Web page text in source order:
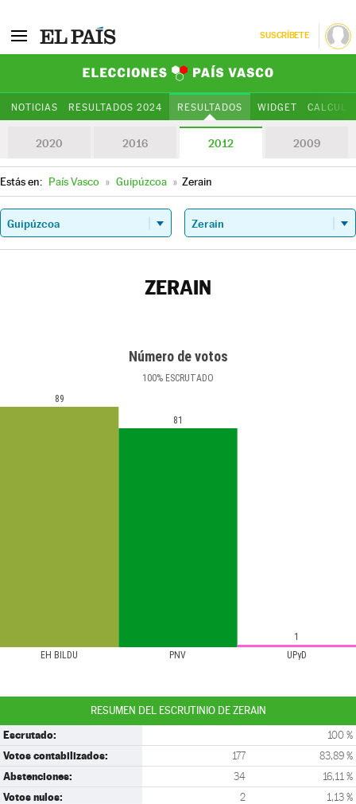
SUSCRÍBETE
NOTICIAS RESULTADOS 2024 RESULTADOS WIDGET
2020 2016 2012 2009
Estás en: País Vasco » Guipúzcoa » Zerain
ZERAIN
Número de votos
100% ESCRUTADO
EH BILDU PNV UPyD
89
81
1
RESUMEN DEL ESCRUTINIO DE ZERAIN
Escrutado: 100 %
Votos contabilizados: 177 83,89 %
Abstenciones: 34 16,11 %
Votos nulos: 2 1,13 %